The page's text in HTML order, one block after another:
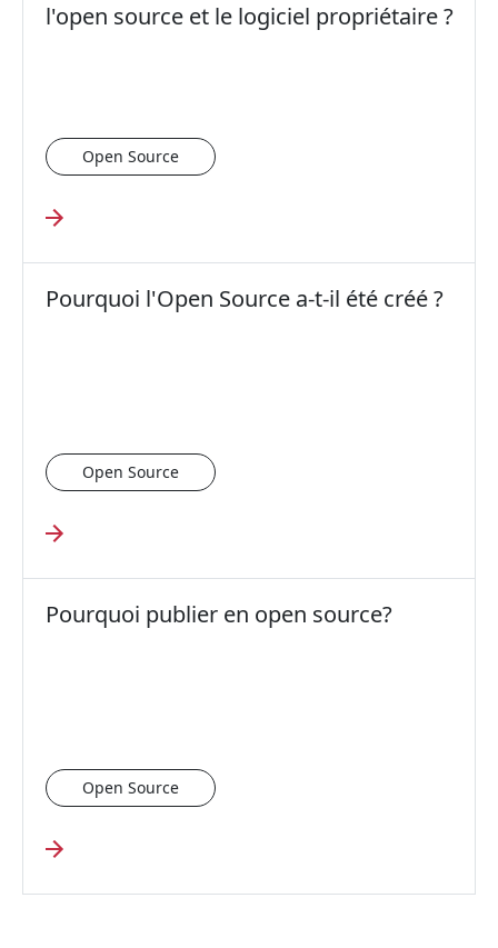
l'open source et le logiciel propriétaire ?
Open Source
Pourquoi l'Open Source a-t-il été créé ?
Open Source
Pourquoi publier en open source?
Open Source